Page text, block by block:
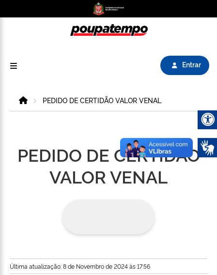
Entrar
HomePEDIDO DE CERTIDÃO VALOR VENAL
PEDIDO DE CERTIDÃO
VALOR VENAL
Última atualização: 8 de Novembro de 2024 às 17:56